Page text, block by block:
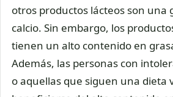
otros productos lácteos son una
calcio. Sin embargo, los
tienen un alto contenido en
Además, las personas con
o aquellas que siguen una dieta